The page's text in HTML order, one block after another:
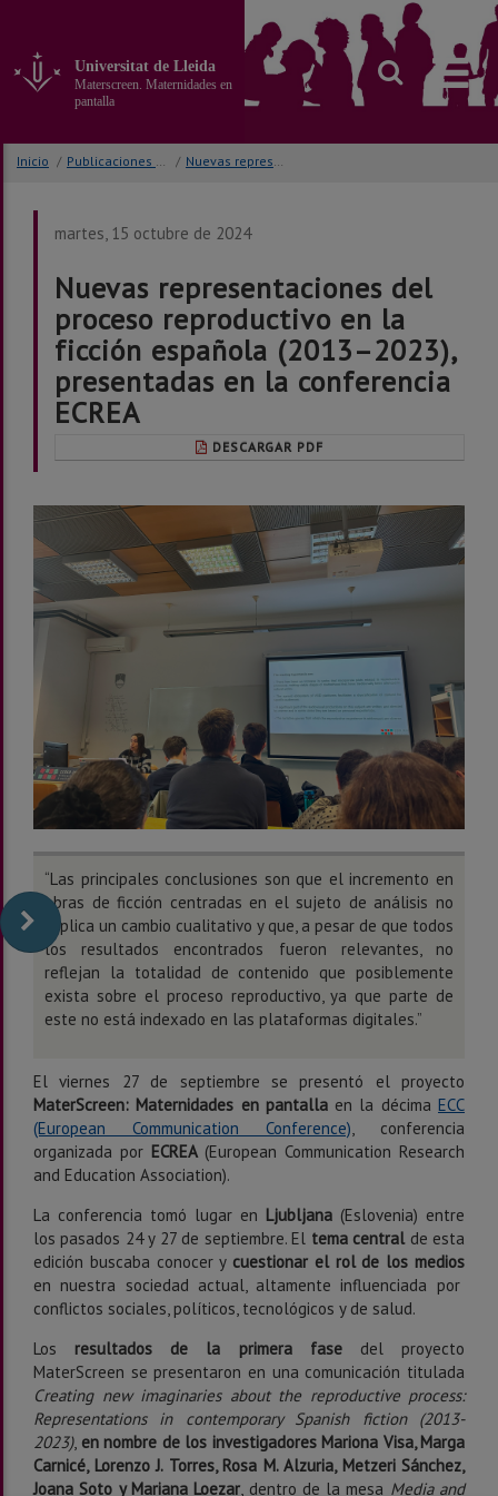
contenido
principal
página
Universitat de Lleida
Materscreen. Maternidades en
pantalla
Inicio / Publicaciones y congresos / Nuevas representaciones del proceso reproductivo en la ficción española (2013–2023), presentadas en la conferencia ECREA
martes, 15 octubre de 2024
Nuevas representaciones del
proceso reproductivo en la
ficción española (2013–2023),
presentadas en la conferencia
ECREA
DESCARGAR PDF
“Las principales conclusiones son que el incremento en
obras de ficción centradas en el sujeto de análisis no
implica un cambio cualitativo y que, a pesar de que todos
los resultados encontrados fueron relevantes, no
reflejan
la totalidad de contenido que posiblemente
exista sobre el proceso reproductivo, ya que parte de
este no está indexado en las plataformas digitales.”
El viernes 27 de septiembre se presentó el proyecto
MaterScreen: Maternidades en pantallaen la décimaECC
(European Communication Conference), conferencia
organizada por ECREA(European Communication Research
and Education Association).
La conferencia tomó lugar en Ljubljana (Eslovenia) entre
los pasados 24 y 27 de septiembre. El tema centralde esta
edición buscaba conocer y cuestionar el rol de los medios
en nuestra sociedad actual, altamente influenciada por
conflictos sociales, políticos, tecnológicos y de salud.
Los resultados de la primera fasedel proyecto
MaterScreen se presentaron en una comunicación titulada
Creating new imaginaries about the reproductive process:
Representations in contemporary Spanish fiction (2013-
2023), en nombre delos investigadores Mariona Visa, Marga
Carnicé, Lorenzo J. Torres, Rosa M. Alzuria, Metzeri Sánchez,
Joana Soto y Mariana Loezar, dentro de la mesa Media and